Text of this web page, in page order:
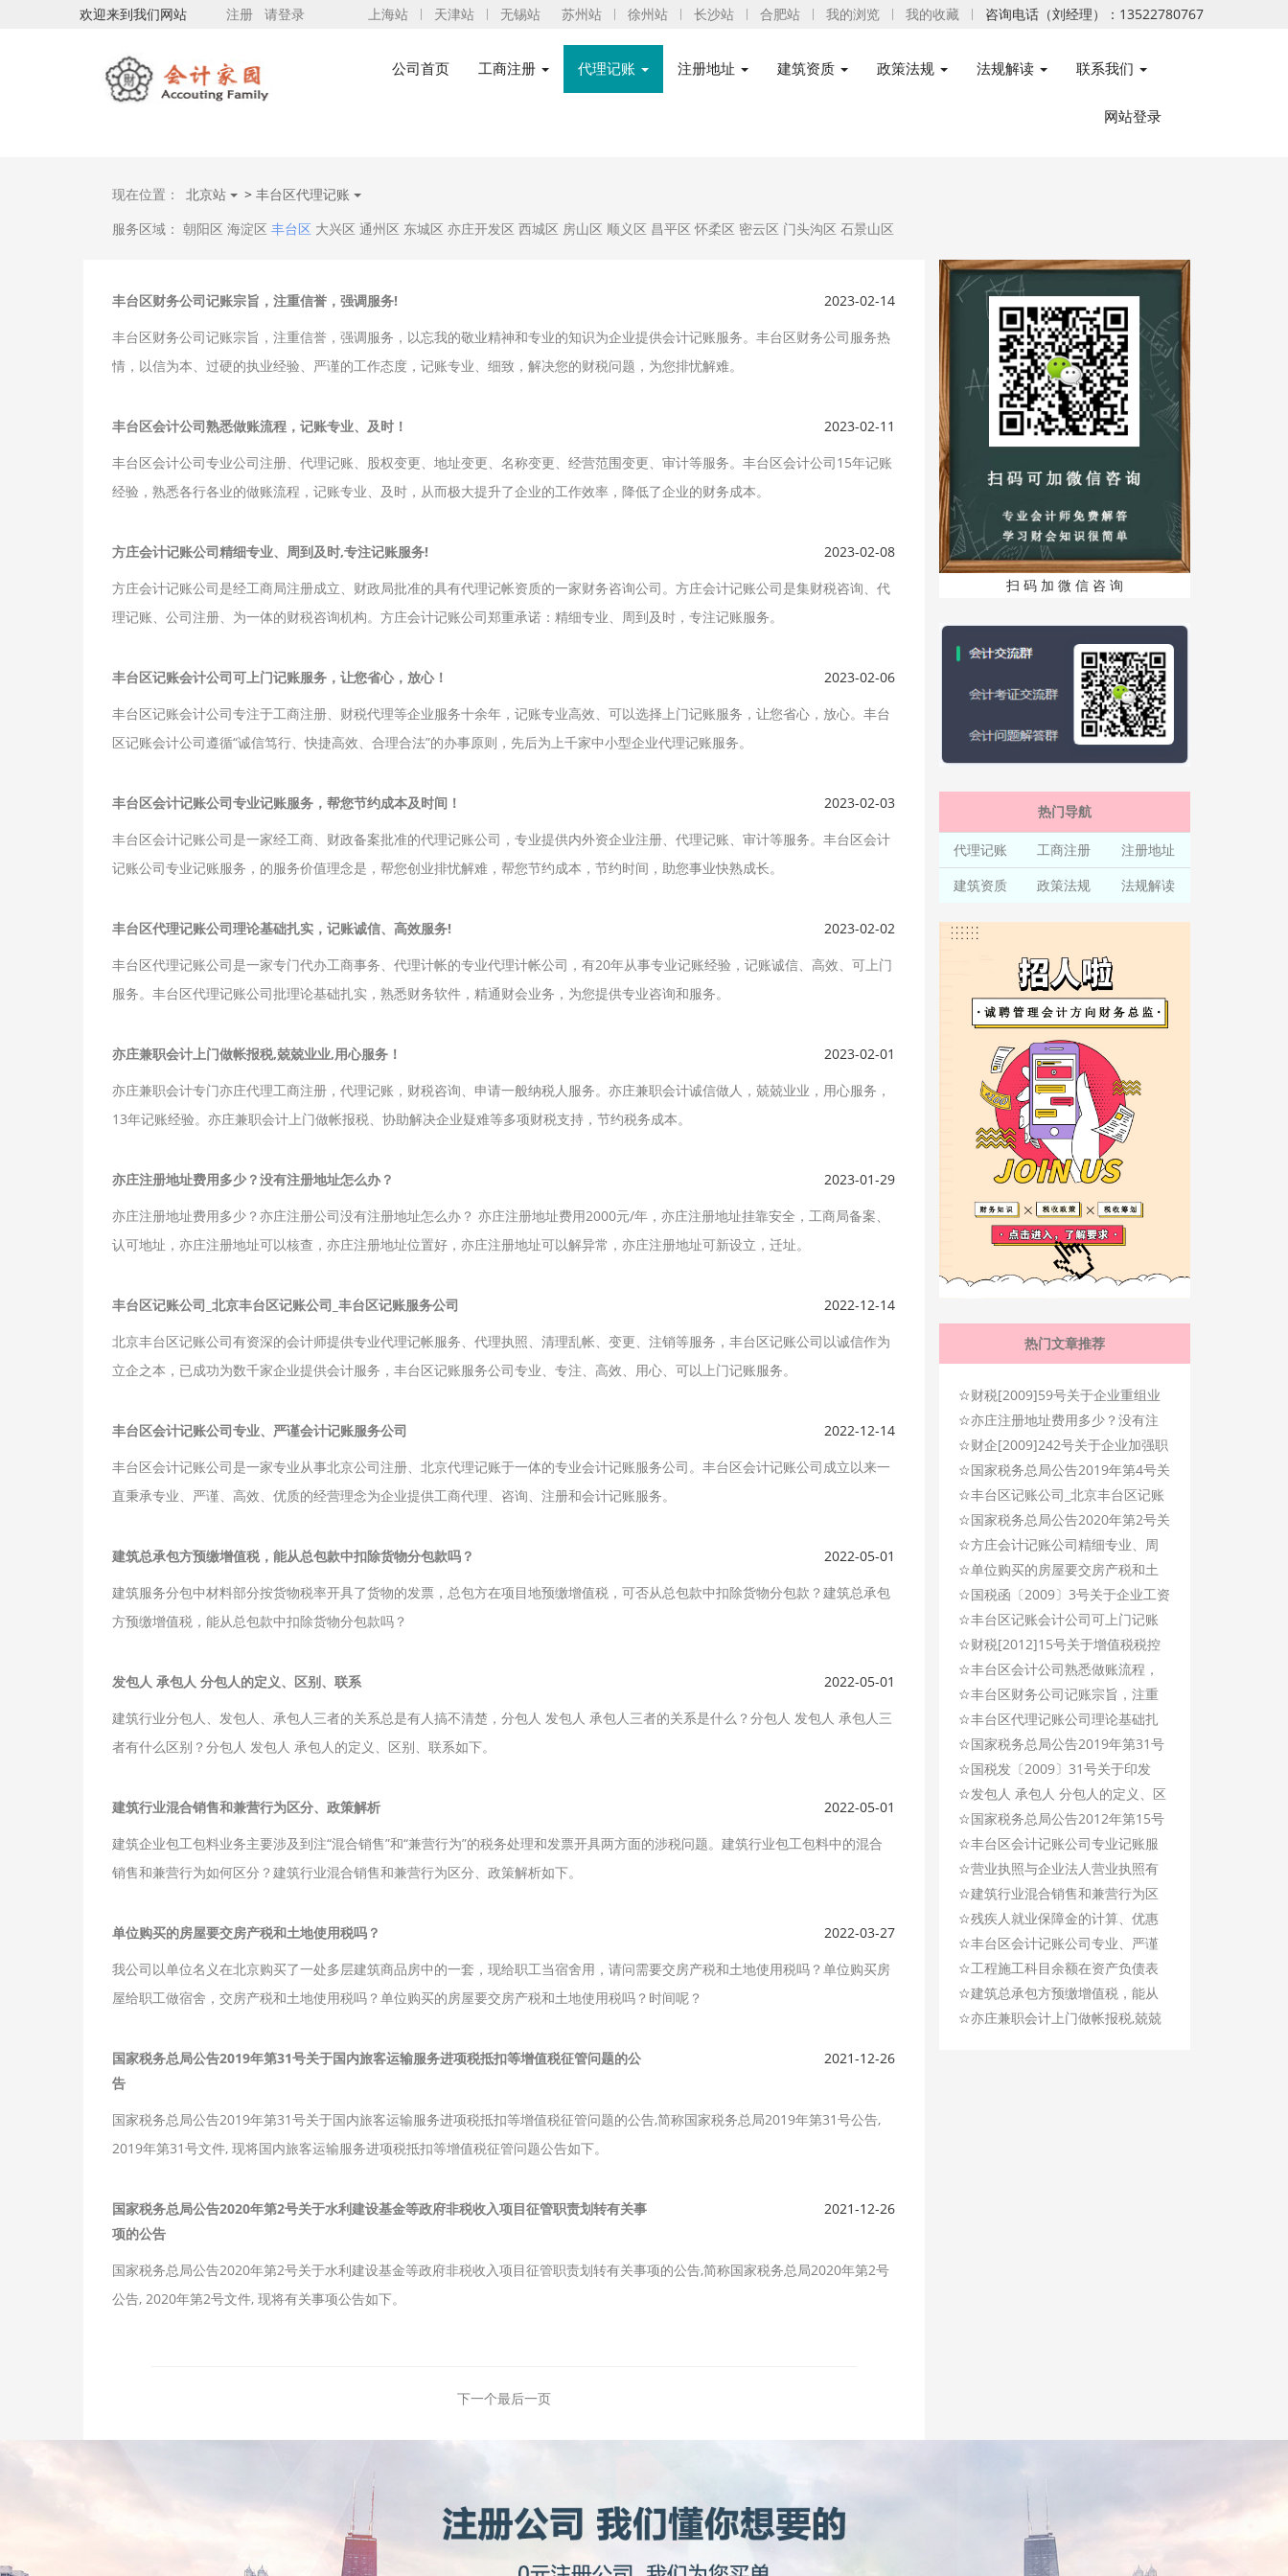
欢迎来到我们网站 注册 请登录 上海站 天津站 无锡站 苏州站 徐州站 长沙站 合肥站 我的浏览 我的收藏 咨询电话（刘经理）：13522780767
公司首页 工商注册 代理记账 注册地址 建筑资质 政策法规 法规解读 联系我们
网站登录
现在位置： 北京站 > 丰台区代理记账
服务区域： 朝阳区 海淀区 丰台区 大兴区 通州区 东城区 亦庄开发区 西城区 房山区 顺义区 昌平区 怀柔区 密云区 门头沟区 石景山区
丰台区财务公司记账宗旨，注重信誉，强调服务!
2023-02-14
丰台区财务公司记账宗旨，注重信誉，强调服务，以忘我的敬业精神和专业的知识为企业提供会计记账服务。丰台区财务公司服务热
情，以信为本、过硬的执业经验、严谨的工作态度，记账专业、细致，解决您的财税问题，为您排忧解难。
丰台区会计公司熟悉做账流程，记账专业、及时！
2023-02-11
丰台区会计公司专业公司注册、代理记账、股权变更、地址变更、名称变更、经营范围变更、审计等服务。丰台区会计公司15年记账
经验，熟悉各行各业的做账流程，记账专业、及时，从而极大提升了企业的工作效率，降低了企业的财务成本。
方庄会计记账公司精细专业、周到及时,专注记账服务!
2023-02-08
方庄会计记账公司是经工商局注册成立、财政局批准的具有代理记帐资质的一家财务咨询公司。方庄会计记账公司是集财税咨询、代
理记账、公司注册、为一体的财税咨询机构。方庄会计记账公司郑重承诺：精细专业、周到及时，专注记账服务。
丰台区记账会计公司可上门记账服务，让您省心，放心！
2023-02-06
丰台区记账会计公司专注于工商注册、财税代理等企业服务十余年，记账专业高效、可以选择上门记账服务，让您省心，放心。丰台
区记账会计公司遵循“诚信笃行、快捷高效、合理合法”的办事原则，先后为上千家中小型企业代理记账服务。
丰台区会计记账公司专业记账服务，帮您节约成本及时间！
2023-02-03
丰台区会计记账公司是一家经工商、财政备案批准的代理记账公司，专业提供内外资企业注册、代理记账、审计等服务。丰台区会计
记账公司专业记账服务，的服务价值理念是，帮您创业排忧解难，帮您节约成本，节约时间，助您事业快熟成长。
丰台区代理记账公司理论基础扎实，记账诚信、高效服务!
2023-02-02
丰台区代理记账公司是一家专门代办工商事务、代理计帐的专业代理计帐公司，有20年从事专业记账经验，记账诚信、高效、可上门
服务。丰台区代理记账公司批理论基础扎实，熟悉财务软件，精通财会业务，为您提供专业咨询和服务。
亦庄兼职会计上门做帐报税,兢兢业业,用心服务！
2023-02-01
亦庄兼职会计专门亦庄代理工商注册，代理记账，财税咨询、申请一般纳税人服务。亦庄兼职会计诚信做人，兢兢业业，用心服务，
13年记账经验。亦庄兼职会计上门做帐报税、协助解决企业疑难等多项财税支持，节约税务成本。
亦庄注册地址费用多少？没有注册地址怎么办？
2023-01-29
亦庄注册地址费用多少？亦庄注册公司没有注册地址怎么办？ 亦庄注册地址费用2000元/年，亦庄注册地址挂靠安全，工商局备案、
认可地址，亦庄注册地址可以核查，亦庄注册地址位置好，亦庄注册地址可以解异常，亦庄注册地址可新设立，迁址。
丰台区记账公司_北京丰台区记账公司_丰台区记账服务公司
2022-12-14
北京丰台区记账公司有资深的会计师提供专业代理记帐服务、代理执照、清理乱帐、变更、注销等服务，丰台区记账公司以诚信作为
立企之本，已成功为数千家企业提供会计服务，丰台区记账服务公司专业、专注、高效、用心、可以上门记账服务。
丰台区会计记账公司专业、严谨会计记账服务公司
2022-12-14
丰台区会计记账公司是一家专业从事北京公司注册、北京代理记账于一体的专业会计记账服务公司。丰台区会计记账公司成立以来一
直秉承专业、严谨、高效、优质的经营理念为企业提供工商代理、咨询、注册和会计记账服务。
建筑总承包方预缴增值税，能从总包款中扣除货物分包款吗？
2022-05-01
建筑服务分包中材料部分按货物税率开具了货物的发票，总包方在项目地预缴增值税，可否从总包款中扣除货物分包款？建筑总承包
方预缴增值税，能从总包款中扣除货物分包款吗？
发包人 承包人 分包人的定义、区别、联系
2022-05-01
建筑行业分包人、发包人、承包人三者的关系总是有人搞不清楚，分包人 发包人 承包人三者的关系是什么？分包人 发包人 承包人三
者有什么区别？分包人 发包人 承包人的定义、区别、联系如下。
建筑行业混合销售和兼营行为区分、政策解析
2022-05-01
建筑企业包工包料业务主要涉及到注“混合销售”和“兼营行为”的税务处理和发票开具两方面的涉税问题。建筑行业包工包料中的混合
销售和兼营行为如何区分？建筑行业混合销售和兼营行为区分、政策解析如下。
单位购买的房屋要交房产税和土地使用税吗？
2022-03-27
我公司以单位名义在北京购买了一处多层建筑商品房中的一套，现给职工当宿舍用，请问需要交房产税和土地使用税吗？单位购买房
屋给职工做宿舍，交房产税和土地使用税吗？单位购买的房屋要交房产税和土地使用税吗？时间呢？
国家税务总局公告2019年第31号关于国内旅客运输服务进项税抵扣等增值税征管问题的公
告
2021-12-26
国家税务总局公告2019年第31号关于国内旅客运输服务进项税抵扣等增值税征管问题的公告,简称国家税务总局2019年第31号公告,
2019年第31号文件, 现将国内旅客运输服务进项税抵扣等增值税征管问题公告如下。
国家税务总局公告2020年第2号关于水利建设基金等政府非税收入项目征管职责划转有关事
项的公告
2021-12-26
国家税务总局公告2020年第2号关于水利建设基金等政府非税收入项目征管职责划转有关事项的公告,简称国家税务总局2020年第2号
公告, 2020年第2号文件, 现将有关事项公告如下。
下一个最后一页
扫 码 加 微 信 咨 询
热门导航
代理记账 工商注册
注册地址
建筑资质
政策法规 法规解读
热门文章推荐
☆财税[2009]59号关于企业重组业
务企业所得税处理若干问题的通
知
☆亦庄注册地址费用多少？没有注
册地址怎么办？
☆财企[2009]242号关于企业加强职
工福利费财务管理的通知
☆国家税务总局公告2019年第4号关
于小规模纳税人免征增值税政策
有关征管问题的公告
☆丰台区记账公司_北京丰台区记账
公司_丰台区记账服务公司
☆国家税务总局公告2020年第2号关
于水利建设基金等政府非税收入
项目征管职责划转有关事项的公
告
☆方庄会计记账公司精细专业、周
到及时,专注记账服务!
☆单位购买的房屋要交房产税和土
地使用税吗？
☆国税函〔2009〕3号关于企业工资
薪金及职工福利费扣除问题的通
知
☆丰台区记账会计公司可上门记账
服务，让您省心，放心！
☆财税[2012]15号关于增值税税控
系统专用设备和技术维护费用抵
减增值税税额有关政策的通知
☆丰台区会计公司熟悉做账流程，
记账专业、及时！
☆丰台区财务公司记账宗旨，注重
信誉，强调服务!
☆丰台区代理记账公司理论基础扎
实，记账诚信、高效服务!
☆国家税务总局公告2019年第31号
关于国内旅客运输服务进项税抵
扣等增值税征管问题的公告
☆国税发〔2009〕31号关于印发
《房地产开发经营业务企业所得
税处理办法》的通知
☆发包人 承包人 分包人的定义、区
别、联系
☆国家税务总局公告2012年第15号
关于企业所得税应纳税所得额若
干税务处理问题的公告
☆丰台区会计记账公司专业记账服
务，帮您节约成本及时间！
☆营业执照与企业法人营业执照有
什么不同？
☆建筑行业混合销售和兼营行为区
分、政策解析
☆残疾人就业保障金的计算、优惠
政策（汇总）
☆丰台区会计记账公司专业、严谨
会计记账服务公司
☆工程施工科目余额在资产负债表
里怎么体现出来？
☆建筑总承包方预缴增值税，能从
总包款中扣除货物分包款吗？
☆亦庄兼职会计上门做帐报税,兢兢